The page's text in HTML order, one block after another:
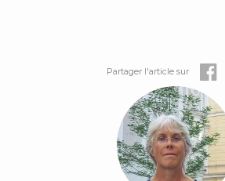
Partager l'article sur